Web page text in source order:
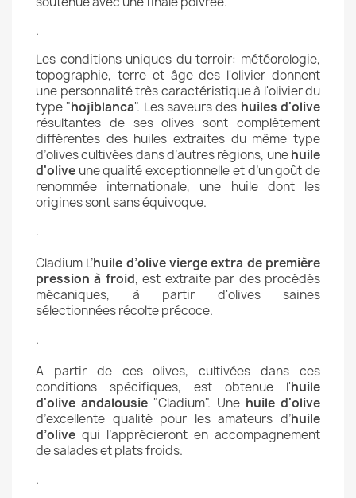
.
Les conditions uniques du terroir: météorologie,
topographie, terre et âge des l'olivier donnent
une personnalité très caractéristique à l'olivier du
type "hojiblanca". Les saveurs des huiles d'olive
résultantes de ses olives sont complètement
différentes des huiles extraites du même type
d’olives cultivées dans d’autres régions, unehuile
d'olive une qualité exceptionnelle et d’un goût de
renommée internationale, une huile dont les
origines sont sans équivoque.
.
Cladium L’huile d’olive vierge extra de première
pression à froid, est extraite par des procédés
mécaniques, à partir d'olives saines
sélectionnées récolte précoce.
.
A partir de ces olives, cultivées dans ces
conditions spécifiques, est obtenue l'huile
d'olive andalousie "Cladium". Une huile d'olive
d’excellente qualité pour les amateurs d’huile
d’olive qui l’apprécieront en accompagnement
de salades et plats froids.
.